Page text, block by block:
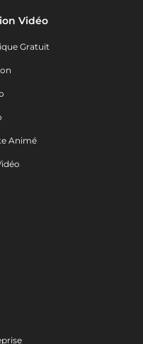
Vidéo
Gratuit
Animé